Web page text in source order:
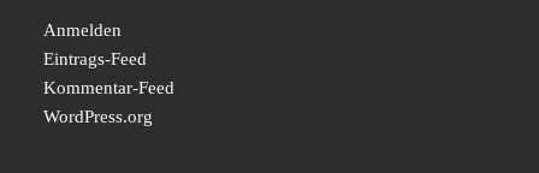
Anmelden
Eintrags-Feed
Kommentar-Feed
WordPress.org